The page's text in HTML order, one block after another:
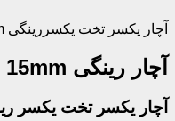
آچار یکسر تخت یکسررینگی Hunter 15mm
آچار رینگی Hunter 15mm
آچار یکسر تخت یکسر رینگی